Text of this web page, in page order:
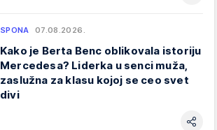
SPONA 07.08.2026.
Kako je Berta Benc oblikovala istoriju
Mercedesa? Liderka u senci muža,
zaslužna za klasu kojoj se ceo svet
divi